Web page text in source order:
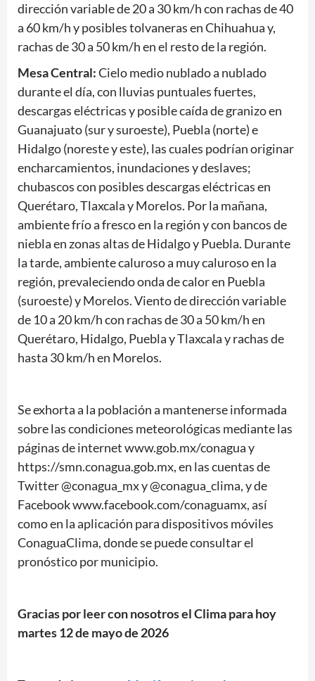
dirección variable de 20 a 30 km/h con rachas de 40
a 60 km/h y posibles tolvaneras en Chihuahua y,
rachas de 30 a 50 km/h en el resto de la región.
Mesa Central:Cielo medio nublado a nublado
durante el día, con lluvias puntuales fuertes,
descargas eléctricas y posible caída de granizo en
Guanajuato (sur y suroeste), Puebla (norte) e
Hidalgo (noreste y este), las cuales podrían originar
encharcamientos, inundaciones y deslaves;
chubascos con posibles descargas eléctricas en
Querétaro, Tlaxcala y Morelos. Por la mañana,
ambiente frío a fresco en la región y con bancos de
niebla en zonas altas de Hidalgo y Puebla. Durante
la tarde, ambiente caluroso a muy caluroso en la
región, prevaleciendo onda de calor en Puebla
(suroeste) y Morelos. Viento de dirección variable
de 10 a 20 km/h con rachas de 30 a 50 km/h en
Querétaro, Hidalgo, Puebla y Tlaxcala y rachas de
hasta 30 km/h en Morelos.
Se exhorta a la población a mantenerse informada
sobre las condiciones meteorológicas mediante las
páginas de internet www.gob.mx/conagua y
https://smn.conagua.gob.mx, en las cuentas de
Twitter @conagua_mx y @conagua_clima, y de
Facebook www.facebook.com/conaguamx, así
como en la aplicación para dispositivos móviles
ConaguaClima, donde se puede consultar el
pronóstico por municipio.
Gracias por leer con nosotros el Clima para hoy
martes 12 de mayode 2026